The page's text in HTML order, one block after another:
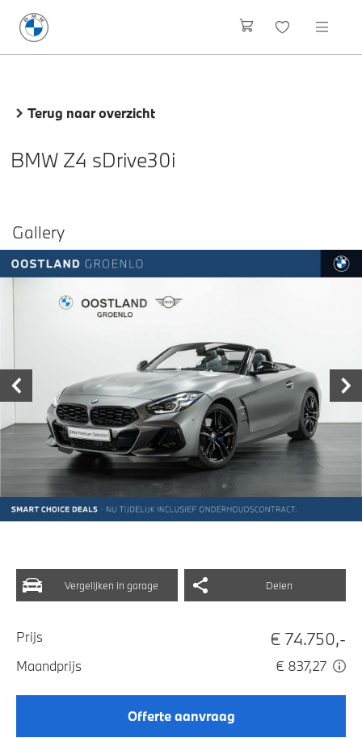
Terug naar overzicht
BMW Z4 sDrive30i
Vergelijken in garage Delen
Prijs € 74.750,-
Maandprijs € 837,27
Offerte aanvraag
Gallery